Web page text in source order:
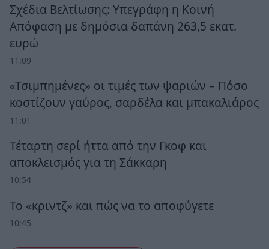
Σχέδια Βελτίωσης: Υπεγράφη η Κοινή
Απόφαση με δημόσια δαπάνη 263,5 εκατ.
ευρώ
11:09
«Τσιμπημένες» οι τιμές των ψαριών – Πόσο
κοστίζουν γαύρος, σαρδέλα και μπακαλιάρος
11:01
Τέταρτη σερί ήττα από την Γκοφ και
αποκλεισμός για τη Σάκκαρη
10:54
Το «κριντζ» και πώς να το αποφύγετε
10:45